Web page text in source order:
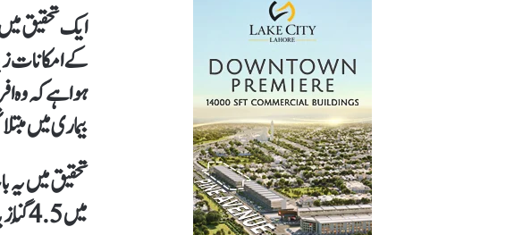
ایک تحقیق
کے امکانات
ہوا ہے کہ
بیماری میں مبتلا نہیں ہوئے، سے تین تا
میں 4.5 گُنا زیادہ تھی۔انگلینڈ میں ہونے والی اموات کی شرح پانچ گُنا زیادہ تھی جو متوقع تعداد سے قدرے بلند تھی۔